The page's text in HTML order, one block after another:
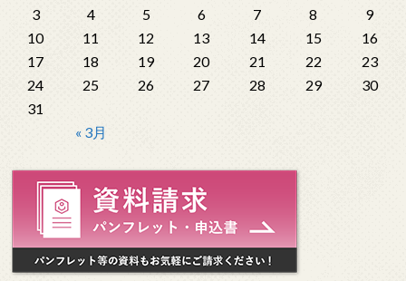
« 3月
3
4 5 6 7 8
9
10
11 12 13 14 15
16
17
18 19 20 21 22
23
24
25 26 27 28 29
30
31